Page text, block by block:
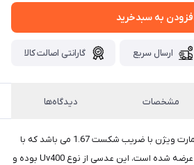
به سبدخرید
ارسال سریع گارانتی اصالت کالا
مشخصات دیدگاه‌ها
عدسی فشرده فتوکرومیک اسمارت ویژن با ضریب شکست 1.67 می باشد که با
پوشش کوتینیگ Spin Coat عرضه شده است، این عدسی از نوع Uv400 بوده و